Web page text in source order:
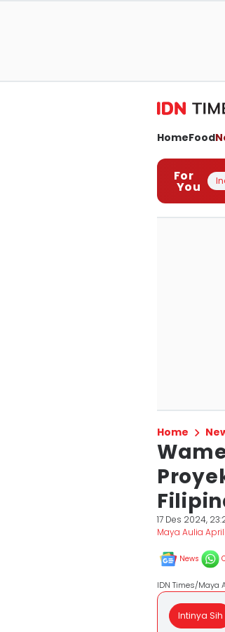
HomeFood
For
You
Home
17 Des 2024,
Maya Aulia
News
IDN Times/Maya
Intinya Sih